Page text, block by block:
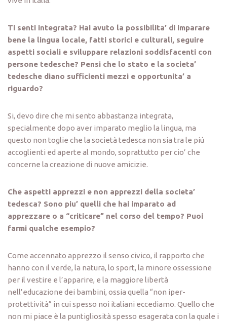
Ti senti integrata? Hai avuto la possibilita’ di imparare
bene la lingua locale, fatti storici e culturali, seguire
aspetti sociali e sviluppare relazioni soddisfacenti con
persone tedesche? Pensi che lo stato e la societa’
tedesche diano sufficienti mezzi e opportunita’ a
riguardo?
Si, devo dire che mi sento abbastanza integrata,
specialmente dopo aver imparato meglio la lingua, ma
questo non toglie che la società tedesca non sia tra le piú
accoglienti ed aperte al mondo, soprattutto per cio’ che
concerne la creazione di nuove amicizie.
Che aspetti apprezzi e non apprezzi della societa’
tedesca? Sono piu’ quelli che hai imparato ad
apprezzare o a “criticare” nel corso del tempo? Puoi
farmi qualche esempio?
Come accennato apprezzo il senso civico, il rapporto che
hanno con il verde, la natura, lo sport, la minore ossessione
per il vestire e l’apparire, e la maggiore libertà
nell’educazione dei bambini, ossia quella “non iper-
protettività” in cui spesso noi italiani eccediamo. Quello che
non mi piace è la puntigliosità spesso esagerata con la quale i